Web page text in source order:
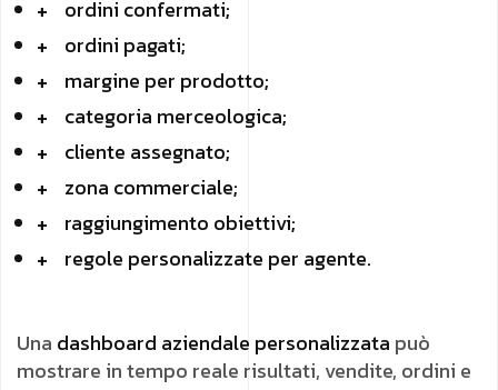
ordini confermati;
ordini pagati;
margine per prodotto;
categoria merceologica;
cliente assegnato;
zona commerciale;
raggiungimento obiettivi;
regole personalizzate per agente.
Una dashboard aziendale personalizzata può
mostrare in tempo reale risultati, vendite, ordini e